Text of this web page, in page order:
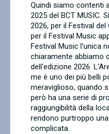
Quindi siamo contenti
2025 del BCT MUSIC.
2026, per il Festival
per il Festival Music
Festival Music l'unica
chiaramente abbiamo
dell'edizione 2026.
me è uno dei più belli
meraviglioso, quando
però ha una serie di
raggiungibilità della
rendono purtroppo
complicata.